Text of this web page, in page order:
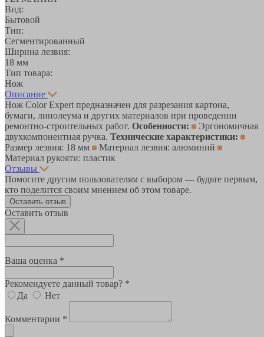
Вид:
Бытовой
Тип:
Сегментированный
Ширина лезвия:
18 мм
Тип товара:
Нож
Описание
Нож Color Expert предназначен для разрезания картона,
бумаги, линолеума и других материалов при проведении
ремонтно-строительных работ. Особенности:
Эргономичная
двухкомпонентная ручка. Технические характеристики:
Размер лезвия: 18 мм
Материал лезвия: алюминий
Материал рукояти: пластик
Отзывы
Помогите другим пользователям с выбором — будьте первым,
кто поделится своим мнением об этом товаре.
Оставить отзыв
Оставить отзыв
Ваша оценка *
Рекомендуете данный товар? *
Да
Нет
Комментарии *